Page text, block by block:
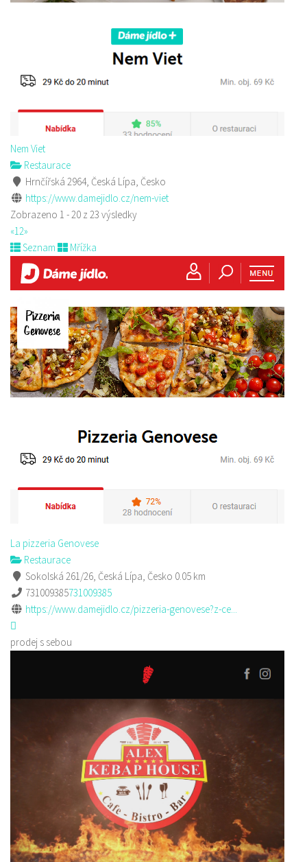
Nem Viet
Restaurace
Hrnčířská 2964, Česká Lípa, Česko
https://www.damejidlo.cz/nem-viet
Zobrazeno 1 - 20 z 23 výsledky
«12»
Seznam
Mřížka
La pizzeria Genovese
Restaurace
Sokolská 261/26, Česká Lípa, Česko 0.05 km
731009385731009385
https://www.damejidlo.cz/pizzeria-genovese?z-ce...
prodej s sebou